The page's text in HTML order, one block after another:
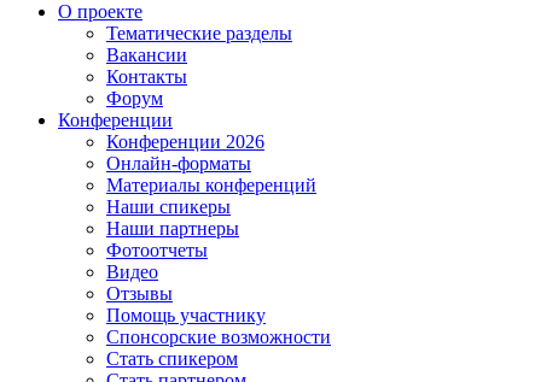
О проекте
Тематические разделы
Вакансии
Контакты
Форум
Конференции
Конференции 2026
Онлайн-форматы
Материалы конференций
Наши спикеры
Наши партнеры
Фотоотчеты
Видео
Отзывы
Помощь участнику
Спонсорские возможности
Стать спикером